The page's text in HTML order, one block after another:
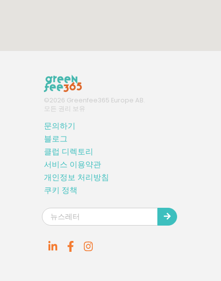
©2026 Greenfee365 Europe AB.
모든 권리 보유
문의하기
블로그
클럽 디렉토리
서비스 이용약관
개인정보 처리방침
쿠키 정책